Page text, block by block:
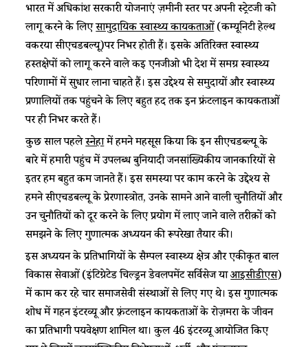
भारत में अधिकांश सरकारी योजनाएं ज़मीनी स्तर पर अपनी स्ट्रेटजी को
लागू करने के लिएसामुदायिक स्वास्थ्य कार्यकर्ताओं(कम्यूनिटी हेल्थ
वर्करया सीएचडबल्यू)पर निर्भर होती हैं। इसके अतिरिक्त स्वास्थ्य
हस्तक्षेपों को लागू करने वाले कई एनजीओ भी देश में समग्र स्वास्थ्य
परिणामों में सुधार लाना चाहते हैं। इस उद्देश्य से समुदायों और स्वास्थ्य
प्रणालियों तक पहुंचने के लिए बहुत हद तक इन फ्रंटलाइन कार्यकर्ताओं
पर ही निर्भर करते हैं।
कुछ साल पहलेस्नेहामें हमने महसूस किया कि इन सीएचडब्ल्यू के
बारे में हमारी पहुंच में उपलब्ध बुनियादी जनसांख्यिकीय जानकारियों से
इतर हम बहुत कम जानते हैं। इस समस्या पर काम करने के उद्देश्य से
हमने सीएचडबल्यू के प्रेरणास्त्रोत, उनके सामने आने वाली चुनौतियों और
उन चुनौतियों को दूर करने के लिए प्रयोग में लाए जाने वाले तरीक़ों को
समझने के लिए गुणात्मक अध्ययन की रूपरेखा तैयार की।
इस अध्ययन के प्रतिभागियों के सैम्पल स्वास्थ्य क्षेत्र और एकीकृत बाल
विकास सेवाओं (इंटिग्रेटेड चिल्ड्रन डेवलपमेंट सर्विसेज याआईसीडीएस)
में काम कर रहे चार समाजसेवी संस्थाओं से लिए गए थे। इस गुणात्मक
शोध में गहन इंटरव्यू और फ़्रंटलाइन कार्यकर्ताओं के रोज़मर्रा के जीवन
का प्रतिभागी पर्यवेक्षण शामिल था। कुल 46 इंटरव्यू आयोजित किए